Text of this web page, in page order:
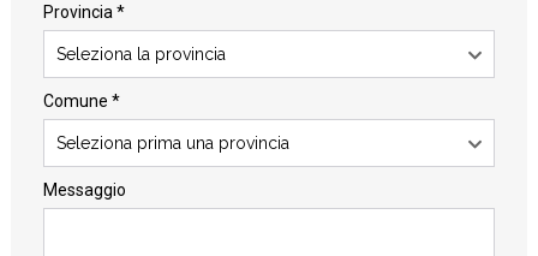
Provincia *
Seleziona la provincia
Comune *
Seleziona prima una provincia
Messaggio